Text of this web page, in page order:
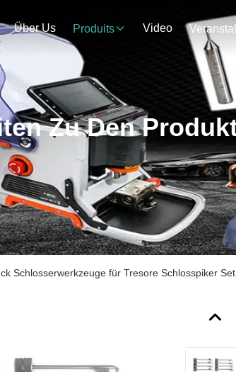
Über Us Produits Video
Zu Den
Schlosserwerkzeuge für Tresore Schlosspiker Set